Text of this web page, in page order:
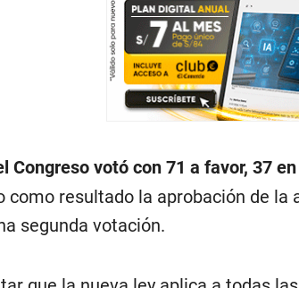
Congreso votó con 71 a favor, 37
como resultado la aprobación de la
segunda votación.